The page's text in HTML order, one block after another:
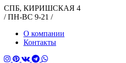
СПБ, КИРИШСКАЯ 4
/ ПН-ВС 9-21 /
О компании
Контакты